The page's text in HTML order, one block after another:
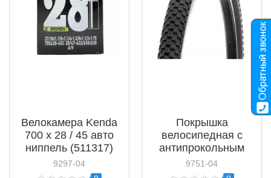
Велокамера Kenda
700 x 28 / 45 авто
ниппель (511317)
9297-04
Покрышка
велосипедная с
антипрокольным
слоем Kenda K-Rad
K-905 26 x 2.125 60
9751-04